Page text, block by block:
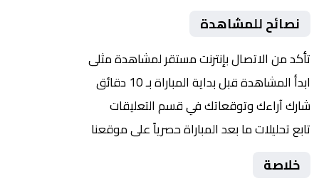
نصائح للمشاهدة
تأكد من الاتصال بإنترنت مستقر لمشاهدة مثلى
ابدأ المشاهدة قبل بداية المباراة بـ 10 دقائق
شارك آراءك وتوقعاتك في قسم التعليقات
تابع تحليلات ما بعد المباراة حصرياً على موقعنا
خلاصة